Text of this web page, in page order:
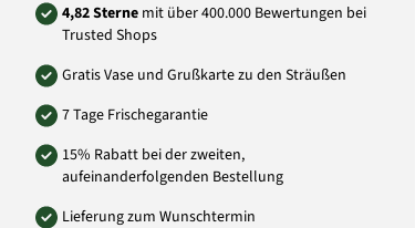
4,82 Sterne mit über 400.000 Bewertungen bei
Trusted Shops
Gratis Vase und Grußkarte zu den Sträußen
7 Tage Frischegarantie
15% Rabatt bei der zweiten,
aufeinanderfolgenden Bestellung
Lieferung zum Wunschtermin